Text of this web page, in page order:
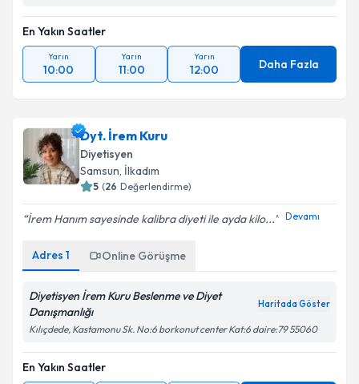
En Yakın Saatler
Yarın
10:00
Yarın
11:00
Yarın
12:00 Daha Fazla
Dyt. İrem Kuru
Diyetisyen
Samsun, İlkadım
5 (26 Değerlendirme)
İrem Hanım sayesinde kalibra diyeti ile ayda kilo... Devamı
Adres 1 Online Görüşme
Diyetisyen İrem Kuru Beslenme ve Diyet
Danışmanlığı
Haritada Göster
Kılıçdede, Kastamonu Sk. No:6 borkonut center Kat:6 daire:79 55060
En Yakın Saatler